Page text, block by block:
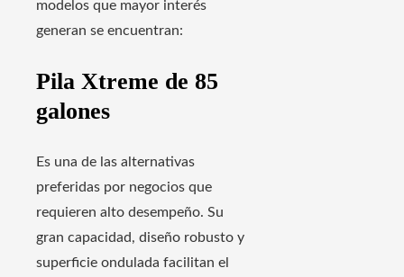
modelos que mayor interés
generan se encuentran:
Pila Xtreme de 85
galones
Es una de las alternativas
preferidas por negocios que
requieren alto desempeño. Su
gran capacidad, diseño robusto y
superficie ondulada facilitan el